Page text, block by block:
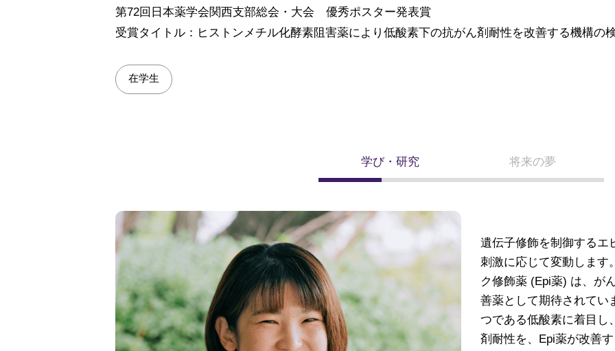
第72回日本薬学会関西支部総会・大会 優秀ポスター発表賞
受賞タイトル：ヒストンメチル化酵素阻害薬により低酸素下の抗がん剤耐性を改善する機構の
在学生
学び・研究 将来の夢
遺伝子修飾を制御するエ
刺激に応じて変動します
ク修飾薬 (Epi薬) は、が
善薬として期待されてい
つである低酸素に着目し
剤耐性を、Epi薬が改善